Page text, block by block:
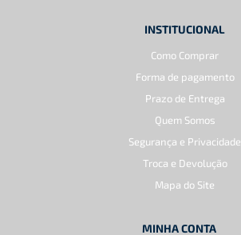
INSTITUCIONAL
Como Comprar
Forma de pagamento
Prazo de Entrega
Quem Somos
Segurança e Privacidade
Troca e Devolução
Mapa do Site
MINHA CONTA